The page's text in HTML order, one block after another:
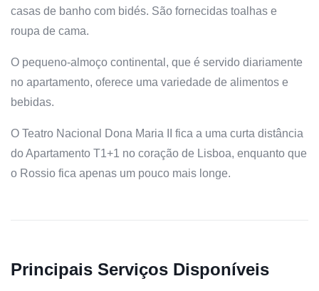
casas de banho com bidés. São fornecidas toalhas e
roupa de cama.
O pequeno-almoço continental, que é servido diariamente
no apartamento, oferece uma variedade de alimentos e
bebidas.
O Teatro Nacional Dona Maria II fica a uma curta distância
do Apartamento T1+1 no coração de Lisboa, enquanto que
o Rossio fica apenas um pouco mais longe.
Principais Serviços Disponíveis